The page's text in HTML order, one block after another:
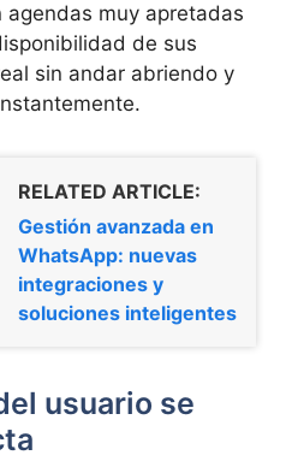
agendas muy apretadas
de sus
sin andar abriendo y
RELATED ARTICLE:
Gestión avanzada en
WhatsApp: nuevas
integraciones y
soluciones inteligentes
usuario se